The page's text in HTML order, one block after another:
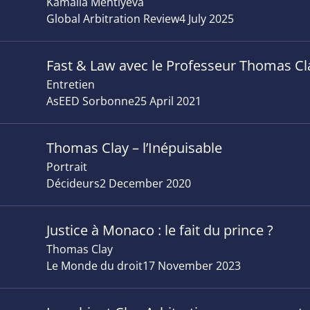
Global Arbitration Review4 July 2025
Fast & Law avec le Professeur Thomas
Entretien
AsEED Sorbonne25 April 2021
Thomas Clay – l’Inépuisable
Portrait
Décideurs2 December 2020
Justice à Monaco : le fait du prince ?
Thomas Clay
Le Monde du droit17 November 2023